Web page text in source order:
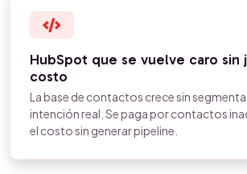
HubSpot que se vuelve caro sin
costo
La base de contactos crece sin
intención real. Se paga por contactos
el costo sin generar pipeline.